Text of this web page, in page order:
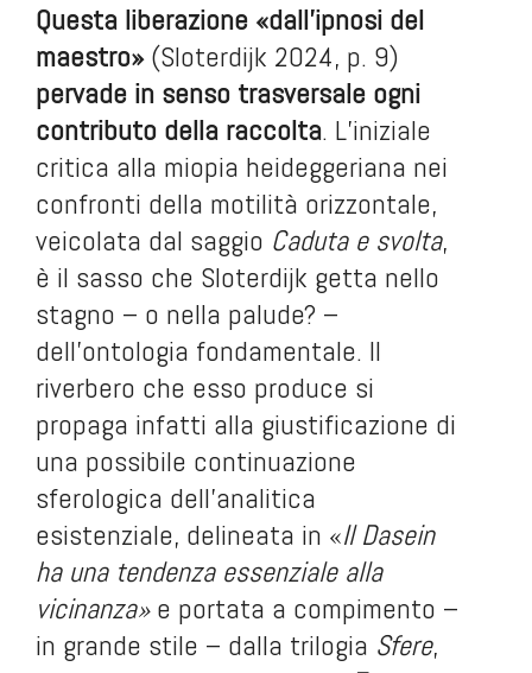
Questa liberazione «dall’ipnosi del
maestro»(Sloterdijk 2024, p. 9)
pervade in senso trasversale ogni
contributo della raccolta. L’iniziale
critica alla miopia heideggeriana nei
confronti della motilità orizzontale,
veicolata dal saggio Caduta e svolta,
è il sasso che Sloterdijk getta nello
stagno – o nella palude? –
dell’ontologia fondamentale. Il
riverbero che esso produce si
propaga infatti alla giustificazione di
una possibile continuazione
sferologica dell’analitica
esistenziale, delineata in «Il Dasein
ha una tendenza essenziale alla
vicinanza»e portata a compimento –
in grande stile – dalla trilogia Sfere,